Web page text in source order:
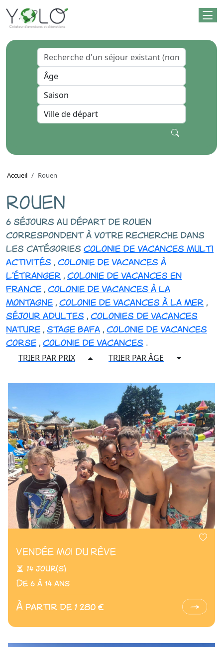
Accueil Rouen
ROUEN
6 séjours au départ de rouen
correspondent à votre recherche dans
les catégories colonie de vacances multi
activités ,colonie de vacances à
l'étranger ,colonie de vacances en
france ,colonie de vacances à la
montagne ,colonie de vacances à la mer ,
séjour adultes ,colonies de vacances
nature , stage bafa ,colonie de vacances
corse ,colonie de vacances .
TRIER PAR PRIX TRIER PAR ÂGE
VENDÉE MOI DU RÊVE
14 jour(s)
De 6 à 14 ans
À partir de 1 280 €